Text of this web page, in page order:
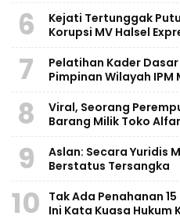
6
Kejati Tertunggak
Korupsi MV Halsel
7
Pelatihan Kader Dasar
Pimpinan Wilayah IPM
8
Viral, Seorang
Barang Milik Toko
9
Aslan: Secara Yuridis
Berstatus Tersangka
10
Tak Ada Penahanan
Ini Kata Kuasa Hukum